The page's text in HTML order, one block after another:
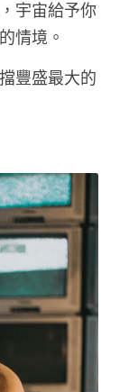
宇宙給予你
情境。
豐盛最大的